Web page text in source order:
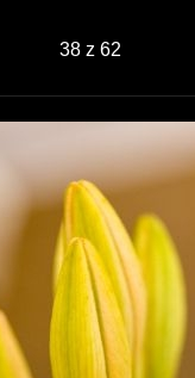
38 z 62